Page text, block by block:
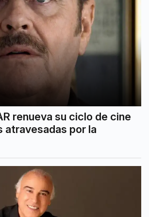
renueva su ciclo de cine
atravesadas por la